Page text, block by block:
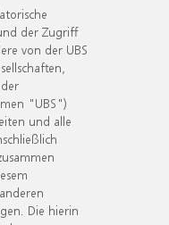
der Zugriff
von der UBS
"UBS")
und alle
Die hierin